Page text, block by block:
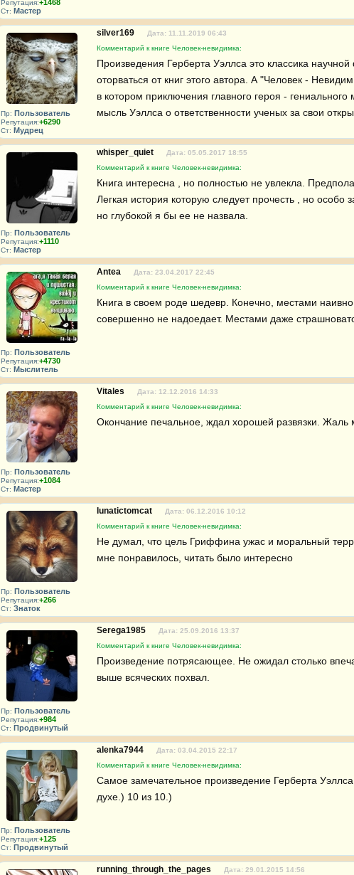
Репутация:+1468
Ст: Мастер
Пр: Пользователь
Репутация:+6290
Ст: Мудрец
silver169
Дата: 11.11.2019 06:43
Комментарий к книге Человек-невидимка:
Произведения Герберта Уэллса это классика
оторваться от книг этого автора. А "Человек -
в котором приключения главного героя -
мысль Уэллса о ответственности ученых за свои
Пр: Пользователь
Репутация:+1110
Ст: Мастер
whisper_quiet
Дата: 05.05.2017 18:55
Комментарий к книге Человек-невидимка:
Книга интересна , но полностью не увлекла.
Легкая история которую следует прочесть , но особо
но глубокой я бы ее не назвала.
Пр: Пользователь
Репутация:+4730
Ст: Мыслитель
Antea
Дата: 23.04.2017 22:45
Комментарий к книге Человек-невидимка:
Книга в своем роде шедевр. Конечно, местами
совершенно не надоедает. Местами даже
Пр: Пользователь
Репутация:+1084
Ст: Мастер
Vitales
Дата: 12.12.2016 14:33
Комментарий к книге Человек-невидимка:
Окончание печальное, ждал хорошей развязки. Жаль
Пр: Пользователь
Репутация:+266
Ст: Знаток
lunatictomcat
Дата: 06.12.2016 10:12
Комментарий к книге Человек-невидимка:
Не думал, что цель Гриффина ужас и моральный
мне понравилось, читать было интересно
Пр: Пользователь
Репутация:+984
Ст: Продвинутый
Serega1985
Дата: 25.09.2016 13:37
Комментарий к книге Человек-невидимка:
Произведение потрясающее. Не ожидал столько
выше всяческих похвал.
Пр: Пользователь
Репутация:+125
Ст: Продвинутый
alenka7944
Дата: 03.04.2015 22:17
Комментарий к книге Человек-невидимка:
Самое замечательное произведение Герберта
духе.) 10 из 10.)
running_through_the_pages
Дата: 29.01.2015 14:56